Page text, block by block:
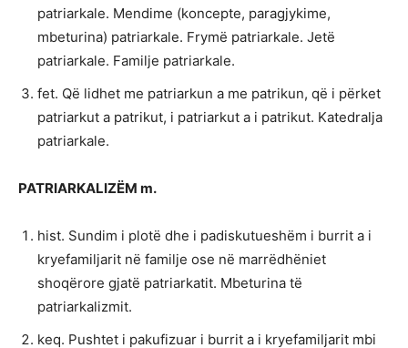
patriarkale. Mendime (koncepte, paragjykime,
mbeturina) patriarkale. Frymë patriarkale. Jetë
patriarkale. Familje patriarkale.
fet. Që lidhet me patriarkun a me patrikun, që i përket
patriarkut a patrikut, i patriarkut a i patrikut. Katedralja
patriarkale.
PATRIARKALIZËM m.
hist. Sundim i plotë dhe i padiskutueshëm i burrit a i
kryefamiljarit në familje ose në marrëdhëniet
shoqërore gjatë patriarkatit. Mbeturina të
patriarkalizmit.
keq. Pushtet i pakufizuar i burrit a i kryefamiljarit mbi